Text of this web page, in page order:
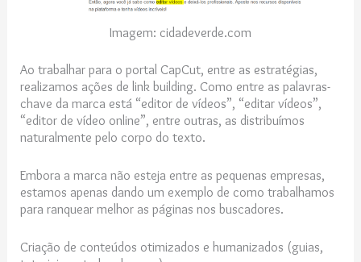
Imagem: cidadeverde.com
Ao trabalhar para o portal CapCut, entre as estratégias,
realizamos ações de link building. Como entre as palavras-
chave da marca está “editor de vídeos”, “editar vídeos”,
“editor de vídeo online”, entre outras, as distribuímos
naturalmente pelo corpo do texto.
Embora a marca não esteja entre as pequenas empresas,
estamos apenas dando um exemplo de como trabalhamos
para ranquear melhor as páginas nos buscadores.
Criação de conteúdos otimizados e humanizados (guias,